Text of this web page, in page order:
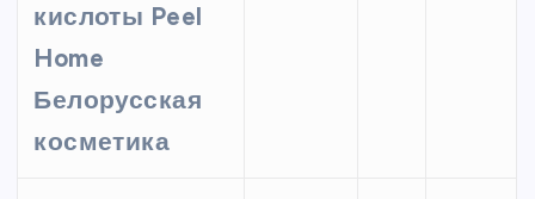
кислоты Peel
Home
Белорусская
косметика